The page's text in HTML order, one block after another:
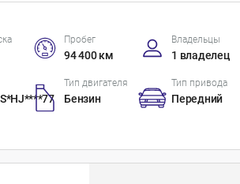
Пробег
94 400 км
Владельцы
1 владелец
Тип двигателя
Бензин
Тип привода
Передний